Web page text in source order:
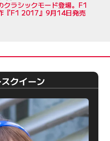
クラシックモード登場。F1
『F1 2017』9月14日発売
クイーン